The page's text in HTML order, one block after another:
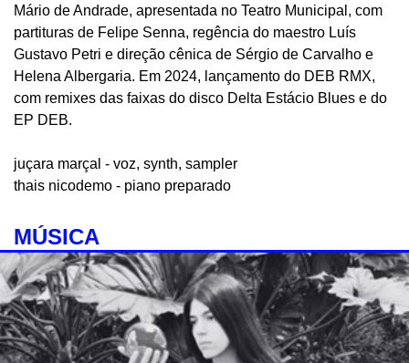
Mário de Andrade, apresentada no Teatro Municipal, com
partituras de Felipe Senna, regência do maestro Luís
Gustavo Petri e direção cênica de Sérgio de Carvalho e
Helena Albergaria. Em 2024, lançamento do DEB RMX,
com remixes das faixas do disco Delta Estácio Blues e do
EP DEB.
juçara marçal - voz, synth, sampler
thais nicodemo - piano preparado
MÚSICA